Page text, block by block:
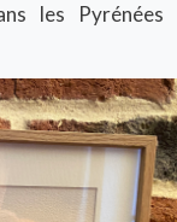
les Pyrénées